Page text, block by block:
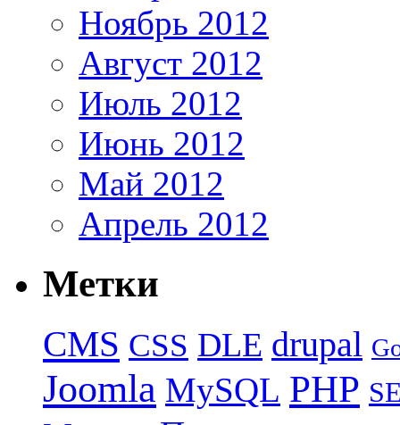
Ноябрь 2012
Август 2012
Июль 2012
Июнь 2012
Май 2012
Апрель 2012
Метки
CMS CSS DLE drupal
Joomla MySQL PHP